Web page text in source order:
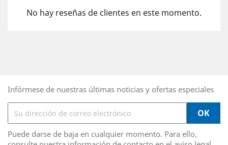
No hay reseñas de clientes en este momento.
Infórmese de nuestras últimas noticias y ofertas especiales
Puede darse de baja en cualquier momento. Para ello,